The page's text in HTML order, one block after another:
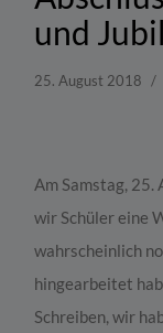
und
25. August 2018
Am Samstag, 25.
wir Schüler eine
wahrscheinlich
hingearbeitet
Schreiben, wir